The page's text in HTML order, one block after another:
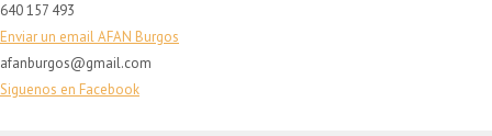
640 157 493
Enviar un email AFAN Burgos
afanburgos@gmail.com
Siguenos en Facebook